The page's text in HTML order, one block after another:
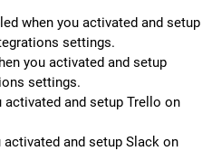
when you activated and setup
settings.
you activated and setup
settings.
activated and setup Trello on
activated and setup Slack on